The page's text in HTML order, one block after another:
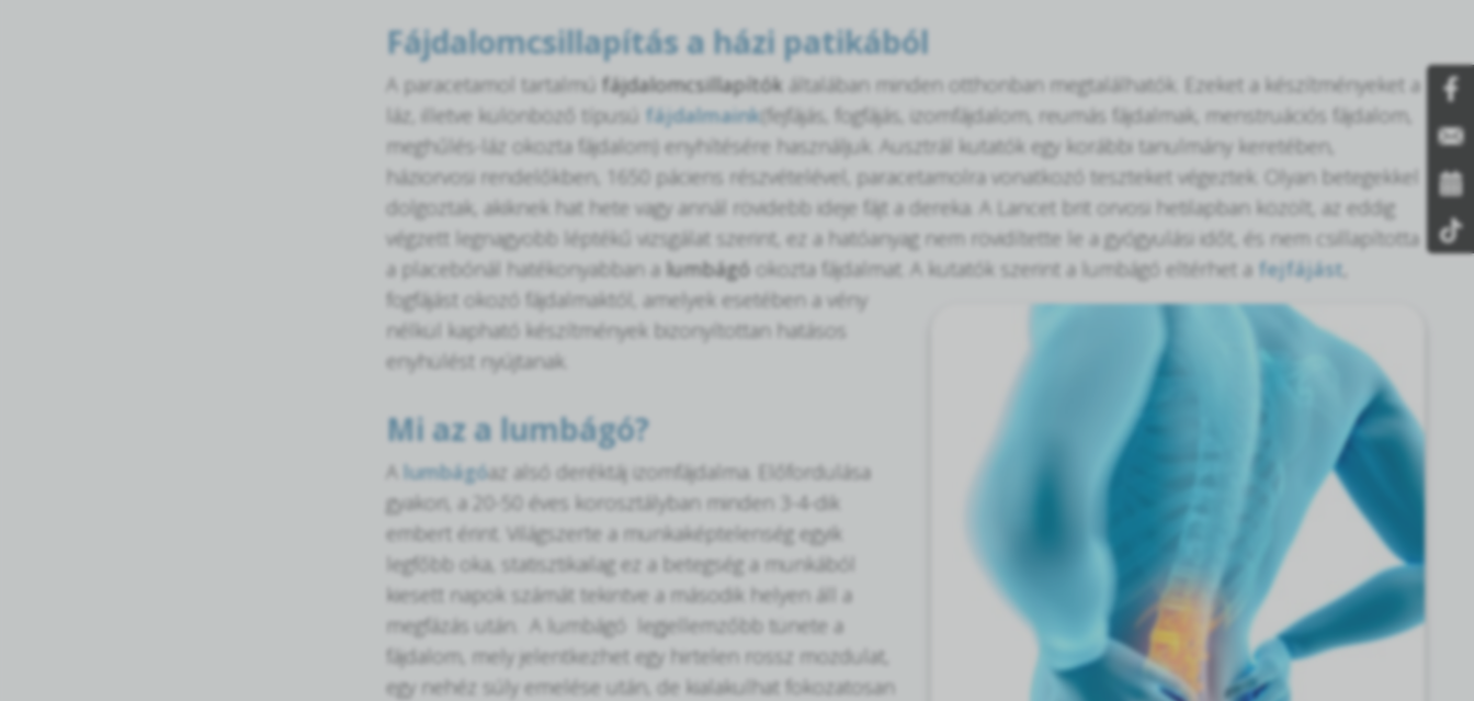
Fájdalomcsillapítás a házi patikából
A paracetamol tartalmú fájdalomcsillapítók általában minden otthonban megtalálhatók. Ezeket a készítményeket a
láz, illetve különböző típusú fájdalmaink(fejfájás, fogfájás, izomfájdalom, reumás fájdalmak, menstruációs fájdalom,
meghűlés-láz okozta fájdalom) enyhítésére használjuk. Ausztrál kutatók egy korábbi tanulmány keretében,
háziorvosi rendelőkben, 1650 páciens részvételével, paracetamolra vonatkozó teszteket végeztek. Olyan betegekkel
dolgoztak, akiknek hat hete vagy annál rövidebb ideje fájt a dereka. A Lancet brit orvosi hetilapban közölt, az eddig
végzett legnagyobb léptékű vizsgálat szerint, ez a hatóanyag nem rövidítette le a gyógyulási időt, és nem csillapította
a placebónál hatékonyabban a lumbágó okozta fájdalmat. A kutatók szerint a lumbágó eltérhet a fejfájást
fogfájást okozó fájdalmaktól, amelyek esetében a vény
nélkül kapható készítmények bizonyítottan hatásos
enyhülést nyújtanak.
Mi az a lumbágó?
A lumbágóaz alsó deréktáj izomfájdalma. Előfordulása
gyakori, a 20-50 éves korosztályban minden 3-4-dik
embert érint. Világszerte a munkaképtelenség egyik
legfőbb oka, statisztikailag ez a betegség a munkából
kiesett napok számát tekintve a második helyen áll a
megfázás után. A lumbágó legjellemzőbb tünete a
fájdalom, mely jelentkezhet egy hirtelen rossz mozdulat,
egy nehéz súly emelése után, de kialakulhat fokozatosan